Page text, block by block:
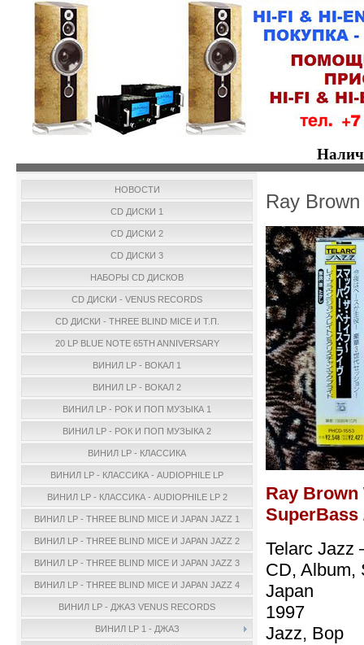
НОВОСТИ
CD ДИСКИ 1
CD ДИСКИ 2
CD ДИСКИ 3
НАБОРЫ CD ДИСКОВ
CD ДИСКИ - VENUS RECORDS
CD ДИСКИ - THREE BLIND MICE И Т.П.
20 LP BLUE NOTE 65TH ANNIVERSARY
ВИНИЛ LP - ВОКАЛ 1
ВИНИЛ LP - ВОКАЛ 2
ВИНИЛ LP - РОК И ПОП МУЗЫКА 1
ВИНИЛ LP - РОК И ПОП МУЗЫКА 2
ВИНИЛ LP - КЛАССИКА
ВИНИЛ LP - КЛАССИКА - AUDIOPHILE LP
ВИНИЛ LP - КЛАССИКА - AUDIOPHILE LP 2
ВИНИЛ LP - THREE BLIND MICE И JAPAN JAZZ 1
ВИНИЛ LP - THREE BLIND MICE И JAPAN JAZZ 2
ВИНИЛ LP - THREE BLIND MICE И JAPAN JAZZ 3
ВИНИЛ LP - THREE BLIND MICE И JAPAN JAZZ 4
ВИНИЛ LP - ДЖАЗ VENUS RECORDS
ВИНИЛ LP 1 - ДЖАЗ
Ray
Ray
SuperBass
Telarc Jazz
CD, Album,
Japan
1997
Jazz, Bop